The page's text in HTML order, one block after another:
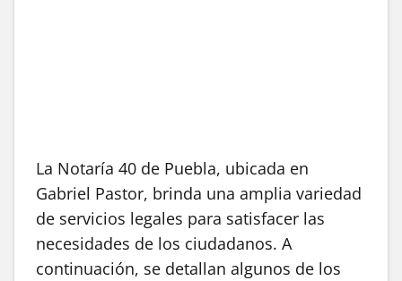
La Notaría 40 de Puebla, ubicada en
Gabriel Pastor, brinda una amplia variedad
de servicios legales para satisfacer las
necesidades de los ciudadanos. A
continuación, se detallan algunos de los